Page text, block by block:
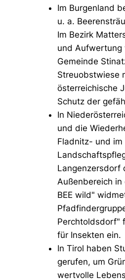
Im Burgenland
u. a.
Im Bezirk
und Aufwertung
Gemeinde
Streuobstwiese
österreichische
Schutz der
In
und die
Fladnitz- und im
Langenzersdorf
Außenbereich in
BEE wild"
Perchtoldsdorf"
für Insekten ein.
In Tirol haben
gerufen, um
wertvolle